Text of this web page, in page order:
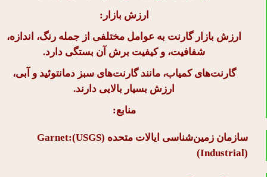
ارزش بازار:
ارزش بازار گارنت به عوامل مختلفی از جمله رنگ، اندازه،
شفافیت، و کیفیت برش آن بستگی دارد.
گارنت‌های کمیاب، مانند گارنت‌های سبز دمانتوئید و آبی،
ارزش بسیار بالایی دارند.
منابع:
سازمان زمین‌شناسی ایالات متحده (USGS):
Garnet
(Industrial)